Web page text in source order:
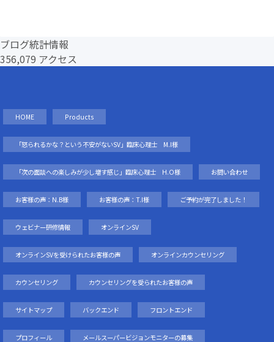
ブログ統計情報
356,079 アクセス
HOME Products
「怒られるかな？という不安がないSV」臨床心理士 M.I様
「次の面談への楽しみが少し増す感じ」臨床心理士 H.O様 お問い合わせ
お客様の声：N.B様 お客様の声：T.I様 ご予約が完了しました！
ウェビナー研修情報 オンラインSV
オンラインSVを受けられたお客様の声 オンラインカウンセリング
カウンセリング カウンセリングを受られたお客様の声
サイトマップ バックエンド フロントエンド
プロフィール メールスーパービジョンモニターの募集